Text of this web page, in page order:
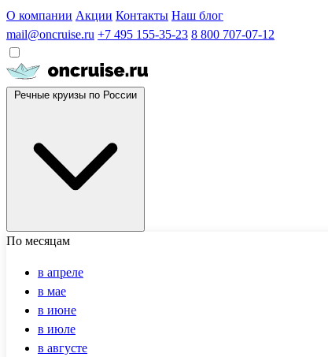
О компании Акции Контакты Наш блог
mail@oncruise.ru +7 495 155-35-23 8 800 707-07-12
По месяцам
в апреле
в мае
в июне
в июле
в августе